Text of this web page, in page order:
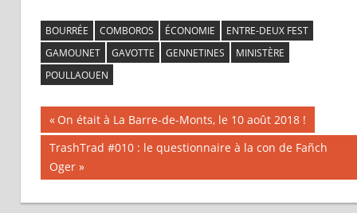
BOURRÉE COMBOROS ÉCONOMIE
ENTRE-DEUX FEST
GAMOUNET
GAVOTTE GENNETINES
MINISTÈRE
POULLAOUEN
Navigation
de
Previous
Post:
On était à La Barre-de-Monts, le 10 août 2018 !
Next
Post:
TrashTrad #010 : le questionnaire à la con de Fañch
Oger